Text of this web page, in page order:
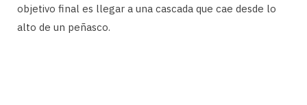
objetivo final es llegar a una cascada que cae desde lo
alto de un peñasco.